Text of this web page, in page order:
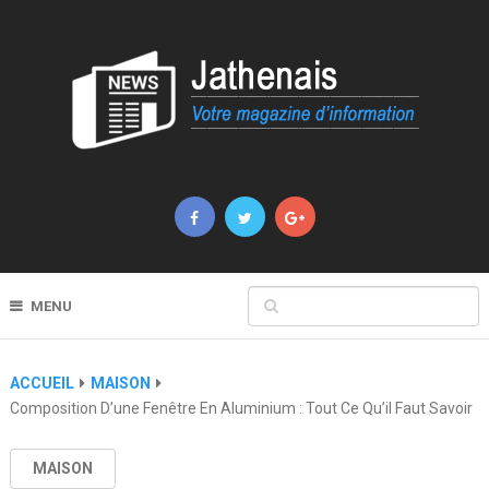
MENU
ACCUEIL
MAISON
Composition D’une Fenêtre En Aluminium : Tout Ce Qu’il Faut Savoir
MAISON